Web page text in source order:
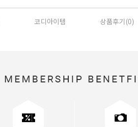
코디아이템 상품후기(0)